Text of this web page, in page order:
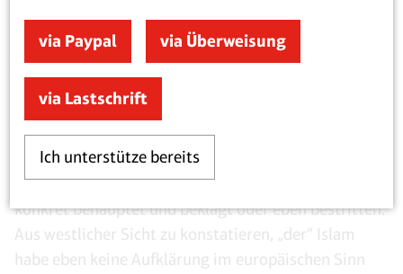
Frage anstelle, dann würde ich bei den
kommunikativen Dynamiken ansetzen, nicht bei
möglichen „tieferen Ursachen“. „Verletzte
Identitätsansprüche“ sind nicht einfach so gegeben,
sondern sie werden kulturell konstruiert, also
konkret behauptet und beklagt oder eben bestritten.
Aus westlicher Sicht zu konstatieren, „der“ Islam
habe eben keine Aufklärung im europäischen Sinn
via Paypal via Überweisung
via Lastschrift
Ich unterstütze bereits